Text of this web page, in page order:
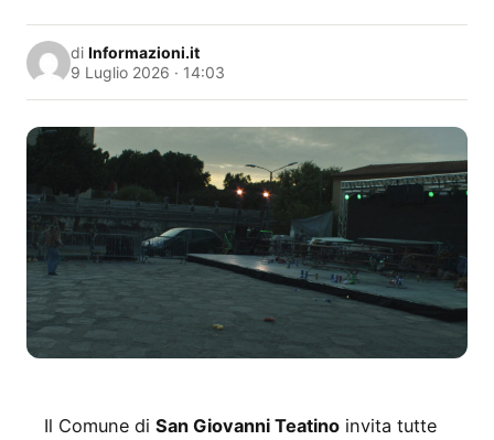
di Informazioni.it
9 Luglio 2026 · 14:03
Il Comune di San Giovanni Teatino invita tutte